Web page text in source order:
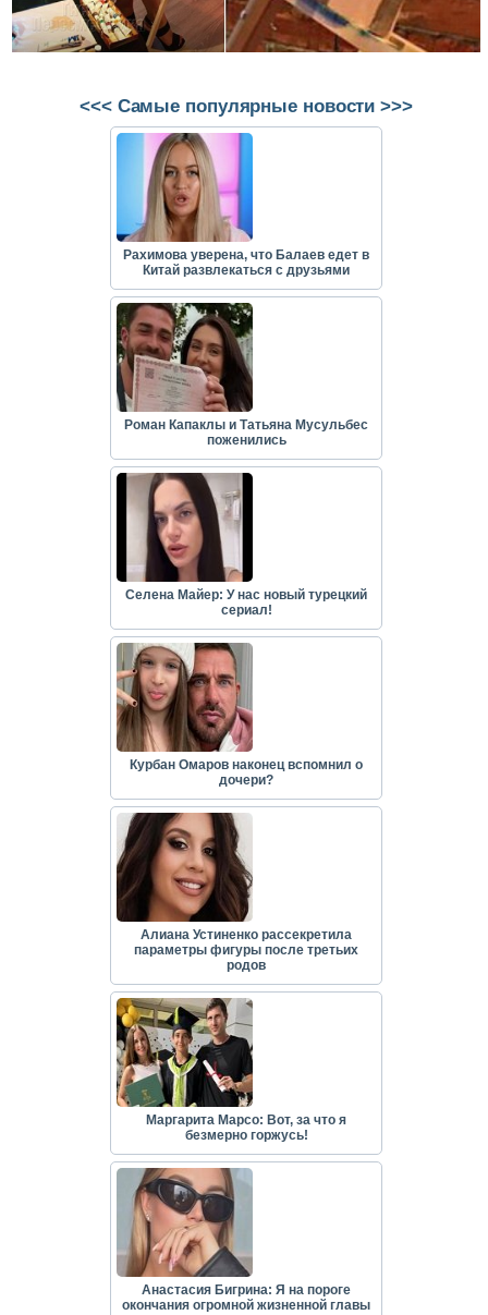
<<< Самые популярные новости >>>
Рахимова уверена, что Балаев едет в
Китай развлекаться с друзьями
Роман Капаклы и Татьяна Мусульбес
поженились
Селена Майер: У нас новый турецкий
сериал!
Курбан Омаров наконец вспомнил о
дочери?
Алиана Устиненко рассекретила
параметры фигуры после третьих
родов
Маргарита Марсо: Вот, за что я
безмерно горжусь!
Анастасия Бигрина: Я на пороге
окончания огромной жизненной главы